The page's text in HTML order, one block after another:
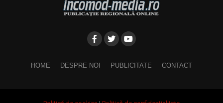
HOME DESPRE NOI PUBLICITATE CONTACT